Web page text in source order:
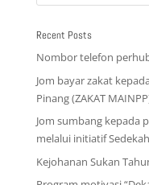
Recent Posts
Nombor telefon
Jom bayar zakat
Pinang (ZAKAT
Jom sumbang kepada
melalui initiatif
Kejohanan Sukan